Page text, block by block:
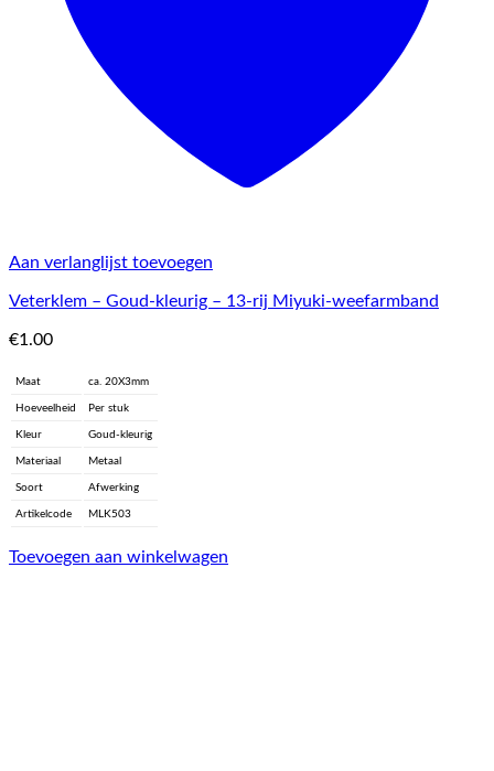
Aan verlanglijst toevoegen
Veterklem – Goud-kleurig – 13-rij Miyuki-weefarmband
€1.00
Maat ca. 20X3mm
Hoeveelheid Per stuk
Kleur Goud-kleurig
Materiaal Metaal
Soort Afwerking
Artikelcode MLK503
Toevoegen aan winkelwagen